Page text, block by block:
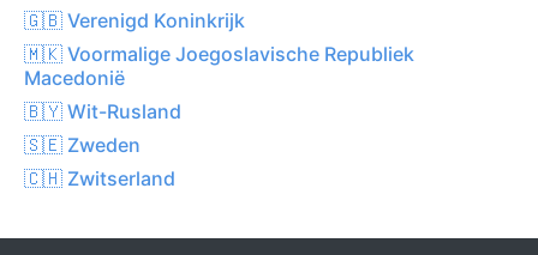
🇬🇧 Verenigd Koninkrijk
🇲🇰 Voormalige Joegoslavische Republiek
Macedonië
🇧🇾 Wit-Rusland
🇸🇪 Zweden
🇨🇭 Zwitserland